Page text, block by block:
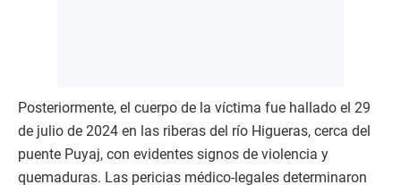
Posteriormente, el cuerpo de la víctima fue hallado el 29
de julio de 2024 en las riberas del río Higueras, cerca del
puente Puyaj, con evidentes signos de violencia y
quemaduras. Las pericias médico-legales determinaron